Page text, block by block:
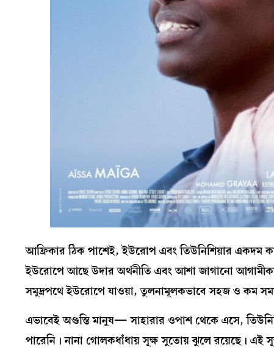
আফ্রিকার ঠিক পাশেই, ইউরোপ এবং তিউনিশিয়ার একদম
ইউরোপে আছে উদার অর্থনীতি এবং আশা জাগানো
সমুদ্রপথে ইউরোপে যাওয়া, তুলনামূলকভাবে সহজ ও কম
এভাবেই অগুন্তি মানুষ— সাহারার ওপাশ থেকে এসে,
পারেনি। নানা গোলকধাঁধায় সূক্ষ সুতোয় ঝুলে রয়েছে। এই